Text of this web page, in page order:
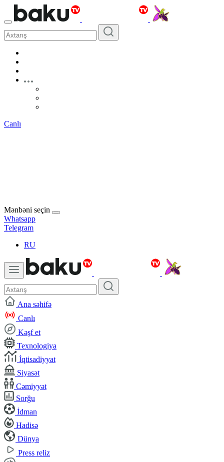
Canlı
Mənbəni seçin
Whatsapp
Telegram
RU
Ana səhifə
Canlı
Kəşf et
Texnologiya
İqtisadiyyat
Siyasət
Cəmiyyət
Sorğu
İdman
Hadisə
Dünya
Press reliz